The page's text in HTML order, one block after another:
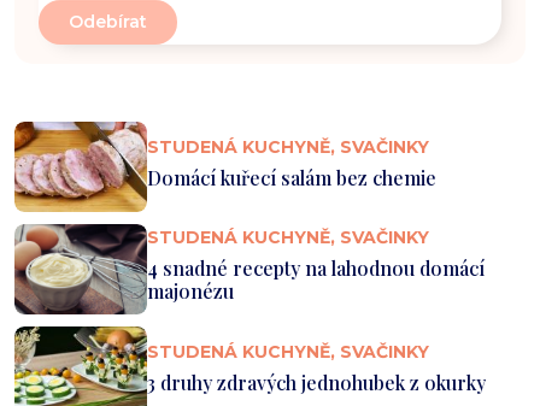
STUDENÁ KUCHYNĚ, SVAČINKY
Domácí kuřecí salám bez chemie
STUDENÁ KUCHYNĚ, SVAČINKY
4 snadné recepty na lahodnou domácí
majonézu
STUDENÁ KUCHYNĚ, SVAČINKY
3 druhy zdravých jednohubek z okurky